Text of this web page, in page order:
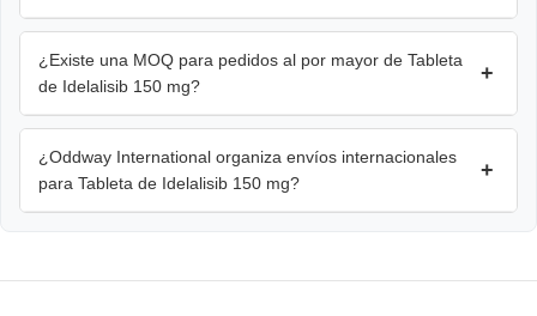
¿Existe una MOQ para pedidos al por mayor de Tableta
de Idelalisib 150 mg?
+
¿Oddway International organiza envíos internacionales
para Tableta de Idelalisib 150 mg?
+